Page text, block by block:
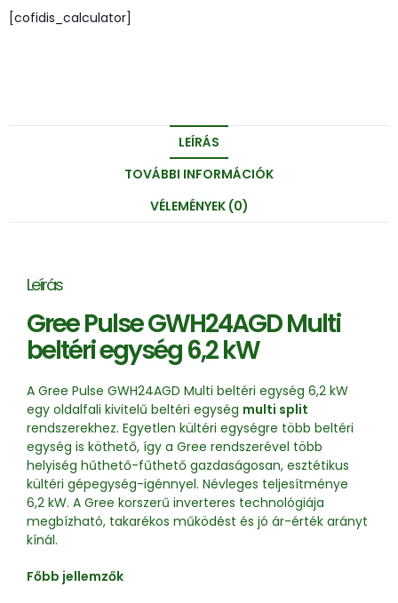
[cofidis_calculator]
LEÍRÁS
TOVÁBBI INFORMÁCIÓK
VÉLEMÉNYEK (0)
Leírás
Gree Pulse GWH24AGD Multi
beltéri egység 6,2 kW
A Gree Pulse GWH24AGD Multi beltéri egység 6,2 kW
egy oldalfali kivitelű beltéri egység multi split
rendszerekhez. Egyetlen kültéri egységre több beltéri
egység is köthető, így a Gree rendszerével több
helyiség hűthető-fűthető gazdaságosan, esztétikus
kültéri gépegység-igénnyel. Névleges teljesítménye
6,2 kW. A Gree korszerű inverteres technológiája
megbízható, takarékos működést és jó ár-érték arányt
kínál.
Főbb jellemzők